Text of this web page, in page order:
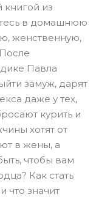
книгой из
в домашнюю
женственную,
Павла
замуж, дарят
даже у тех,
курить и
хотят от
в жены, а
чтобы вам
Как стать
что значит